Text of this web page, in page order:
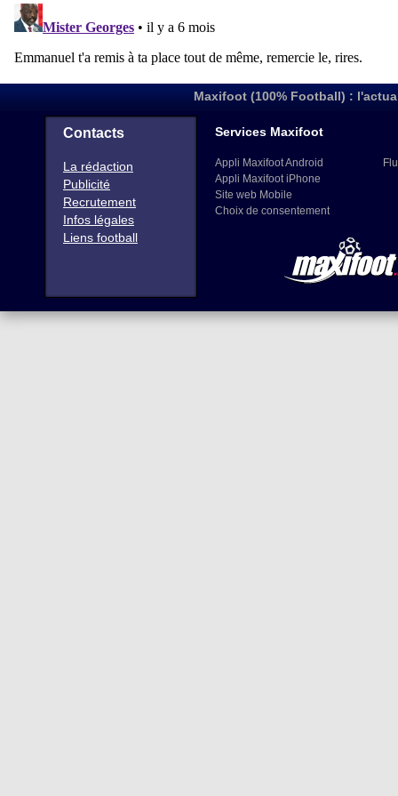
Maxifoot (100% Football) :
Contacts
La rédaction
Publicité
Recrutement
Infos légales
Liens football
Services Maxifoot
Appli Maxifoot Android
Appli Maxifoot iPhone
Site web Mobile
Choix de consentement